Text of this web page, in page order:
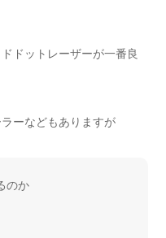
ドットレーザーが一番良
ーなどもありますが
のか